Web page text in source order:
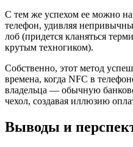
С тем же успехом ее можно
телефон, удивляя
лоб (придется кланяться
крутым техногиком).
Собственно, этот метод
времена, когда NFC в
владельца — обычную
чехол, создавая иллюзию
Выводы и